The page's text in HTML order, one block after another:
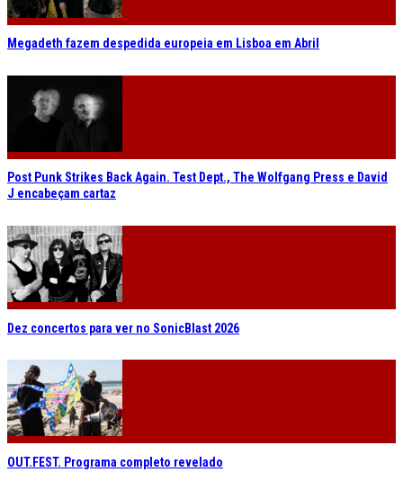
Megadeth fazem despedida europeia em Lisboa em Abril
Post Punk Strikes Back Again. Test Dept., The Wolfgang Press e David
J encabeçam cartaz
Dez concertos para ver no SonicBlast 2026
OUT.FEST. Programa completo revelado